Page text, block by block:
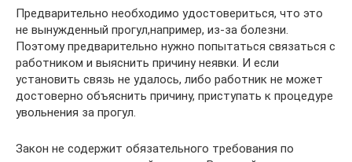
Предварительно необходимо удостовериться, что это
не вынужденный прогул,например, из-за болезни.
Поэтому предварительно нужно попытаться связаться с
работником и выяснить причину неявки. И если
установить связь не удалось, либо работник не может
достоверно объяснить причину, приступать к процедуре
увольнения за прогул.
Закон не содержит обязательного требования по